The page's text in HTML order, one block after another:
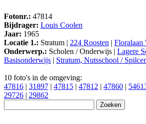
Fotonr.: 47814
Bijdrager: Louis Coolen
Jaar: 1965
Locatie 1.: Stratum | 224 Roosten | Floralaan
Onderwerp.: Scholen / Onderwijs | Lagere
Basisonderwijs | Stratum, Nutsschool /
10 foto's in de omgeving:
47816 | 31897 | 47815 | 47812 | 47860 |
29726 | 29862